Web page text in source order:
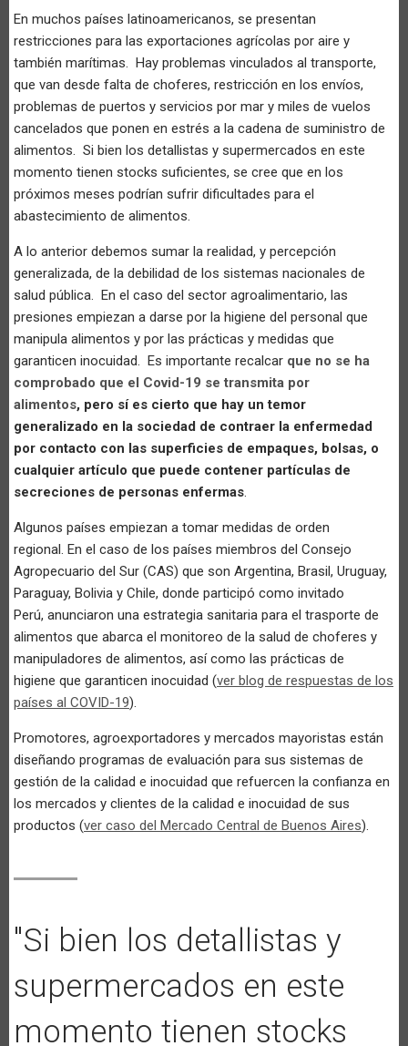
En muchos países latinoamericanos, se presentan
restricciones para las exportaciones agrícolas por aire y
también marítimas. Hay problemas vinculados al transporte,
que van desde falta de choferes, restricción en los envíos,
problemas de puertos y servicios por mar y miles de vuelos
cancelados que ponen en estrés a la cadena de suministro de
alimentos. Si bien los detallistas y supermercados en este
momento tienen stocks suficientes, se cree que en los
próximos meses podrían sufrir dificultades para el
abastecimiento de alimentos.
A lo anterior debemos sumar la realidad, y percepción
generalizada, de la debilidad de los sistemas nacionales de
salud pública. En el caso del sector agroalimentario, las
presiones empiezan a darse por la higiene del personal que
manipula alimentos y por las prácticas y medidas que
garanticen inocuidad. Es importante recalcar que no se ha
comprobado que el Covid-19 se transmita por
alimentos, pero sí es cierto que hay un temor
generalizado en la sociedad de contraer la enfermedad
por contacto con las superficies de empaques, bolsas, o
cualquier artículo que puede contener partículas de
secreciones de personas enfermas.
Algunos países empiezan a tomar medidas de orden
regional. En el caso de los países miembros del Consejo
Agropecuario del Sur (CAS) que son Argentina, Brasil, Uruguay,
Paraguay, Bolivia y Chile, donde participó como invitado
Perú, anunciaron una estrategia sanitaria para el trasporte de
alimentos que abarca el monitoreo de la salud de choferes y
manipuladores de alimentos, así como las prácticas de
higiene que garanticen inocuidad (ver blog de respuestas de los
países al COVID-19).
Promotores, agroexportadores y mercados mayoristas están
diseñando programas de evaluación para sus sistemas de
gestión de la calidad e inocuidad que refuercen la confianza en
los mercados y clientes de la calidad e inocuidad de sus
productos (ver caso del Mercado Central de Buenos Aires).
"Si bien los detallistas y
supermercados en este
momento tienen stocks